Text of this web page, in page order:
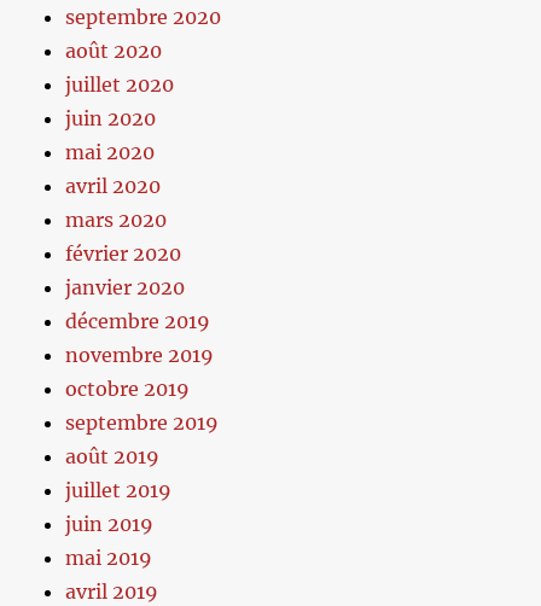
septembre 2020
août 2020
juillet 2020
juin 2020
mai 2020
avril 2020
mars 2020
février 2020
janvier 2020
décembre 2019
novembre 2019
octobre 2019
septembre 2019
août 2019
juillet 2019
juin 2019
mai 2019
avril 2019